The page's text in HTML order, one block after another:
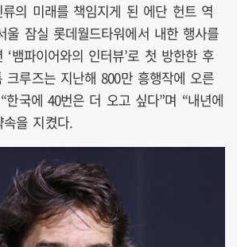
의 미래를 책임지게 된 에단 헌트 역
울 잠실 롯데월드타워에서 내한 행사를
‘뱀파이어와의 인터뷰’로 첫 방한한 후
크루즈는 지난해 800만 흥행작에 오른
한국에 40번은 더 오고 싶다”며 “내년에
을 지켰다.